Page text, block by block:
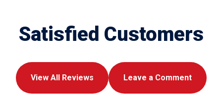
Satisfied Customers
View All Reviews Leave a Comment